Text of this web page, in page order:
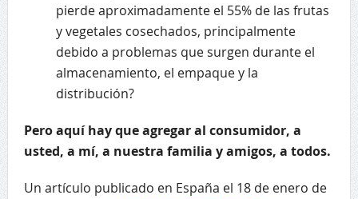
pierde aproximadamente el 55% de las frutas
y vegetales cosechados, principalmente
debido a problemas que surgen durante el
almacenamiento, el empaque y la
distribución?
Pero aquí hay que agregar al consumidor, a
usted, a mí, a nuestra familia y amigos, a todos.
Un artículo publicado en España el 18 de enero de